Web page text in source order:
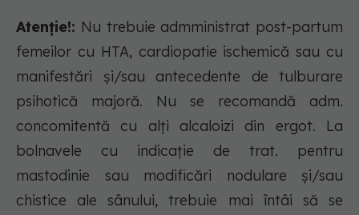
Atenție!: Nu trebuie admministrat post-partum
femeilor cu HTA, cardiopatie ischemică sau cu
manifestări şi/sau antecedente de tulburare
psihotică majoră. Nu se recomandă adm.
concomitentă cu alţi alcaloizi din ergot. La
bolnavele cu indicaţie de trat. pentru
mastodinie sau modificări nodulare şi/sau
chistice ale sânului, trebuie mai întâi să se